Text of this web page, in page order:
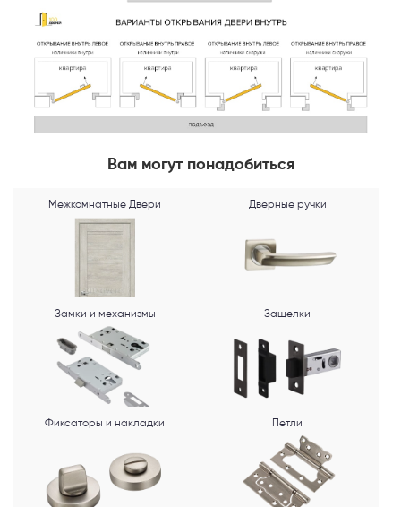
Вам могут понадобиться
Межкомнатные Двери Дверные ручки
Замки и механизмы Защелки
Фиксаторы и накладки Петли
Телефон
Выберите способ связи
Перезвонить
и даю
обработку персональных данных